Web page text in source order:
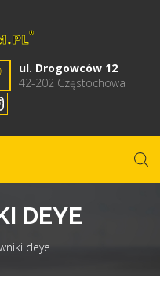
ul. Drogowców 12
42-202 Częstochowa
DEYE
deye